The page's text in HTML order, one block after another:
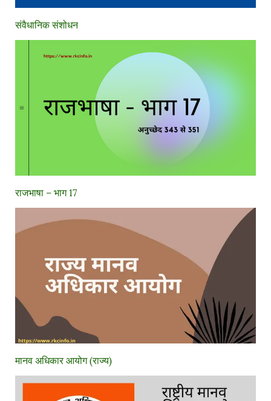
संवैधानिक संशोधन
राजभाषा – भाग 17
मानव अधिकार आयोग (राज्य)